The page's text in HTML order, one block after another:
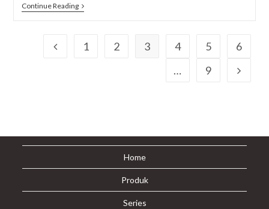
Continue ReadingPreeklamsia
Yang
Pada
Ibu
Go to the previous page
1 2 3 4 5
6
…
9 Go to
Home
Produk
Series